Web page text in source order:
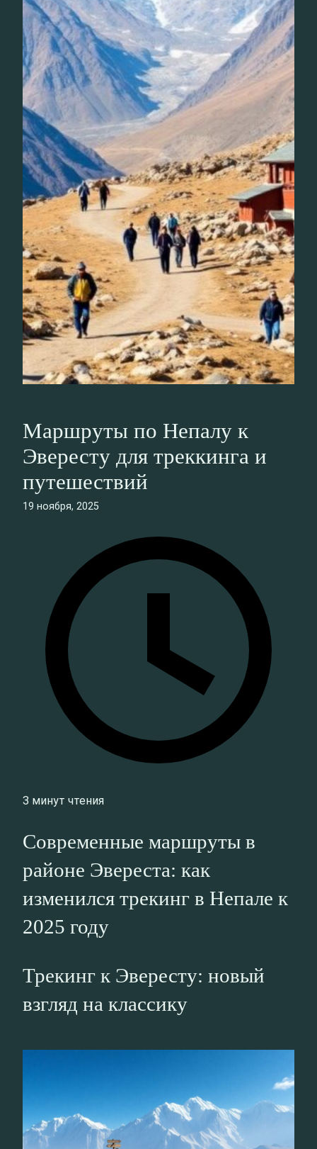
Маршруты по Непалу к
Эвересту для треккинга и
путешествий
19 ноября, 2025
3 минут чтения
Современные маршруты в
районе Эвереста: как
изменился трекинг в Непале к
2025 году
Трекинг к Эвересту: новый
взгляд на классику